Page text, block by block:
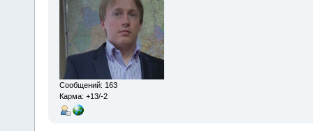
Сообщений: 163
Карма: +13/-2